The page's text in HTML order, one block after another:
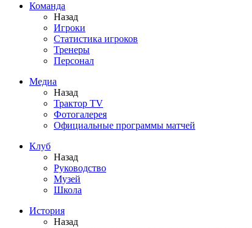
Команда
Назад
Игроки
Статистика игроков
Тренеры
Персонал
Медиа
Назад
Трактор TV
Фотогалерея
Официальные программы матчей
Клуб
Назад
Руководство
Музей
Школа
История
Назад